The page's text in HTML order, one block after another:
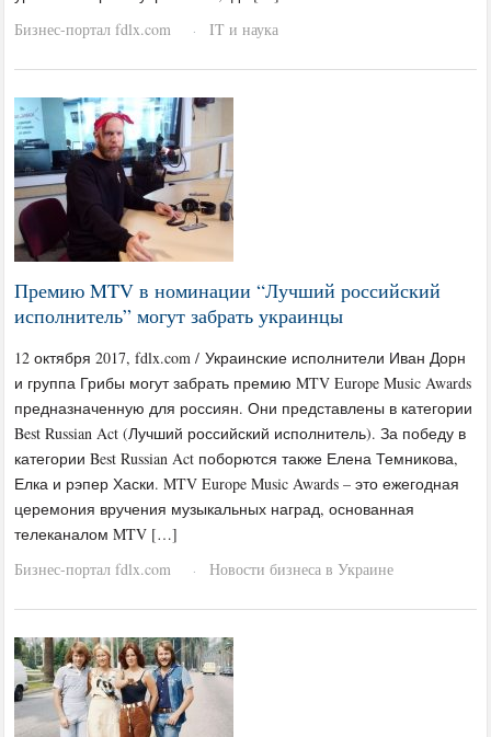
Бизнес-портал fdlx.com
· IT и наука
Премию MTV в номинации “Лучший российский
исполнитель” могут забрать украинцы
12 октября 2017, fdlx.com / Украинские исполнители Иван Дорн
и группа Грибы могут забрать премию MTV Europe Music Awards
предназначенную для россиян. Они представлены в категории
Best Russian Act (Лучший российский исполнитель). За победу в
категории Best Russian Act поборются также Елена Темникова,
Елка и рэпер Хаски. MTV Europe Music Awards – это ежегодная
церемония вручения музыкальных наград, основанная
телеканалом MTV […]
Бизнес-портал fdlx.com
· Новости бизнеса в Украине